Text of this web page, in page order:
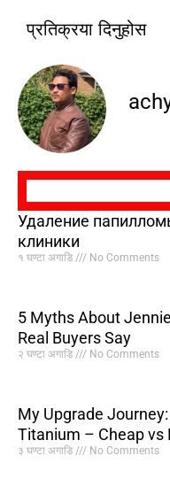
प्रतिक्रया दिनुहोस
Удаление
клиники
१ घण्टा अगाडि No Comments
5 Myths About
Real Buyers Say
२ घण्टा अगाडि No Comments
My Upgrade
Titanium – Cheap vs
३ घण्टा अगाडि No Comments